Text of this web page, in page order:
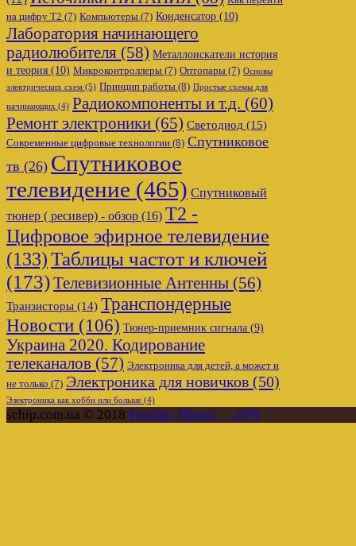
на цифру Т2 (7) Компьютеры (7) Конденсатор (10)
Лаборатория начинающего
радиолюбителя (58) Металлоискатели история
и теория (10) Микроконтроллеры (7) Оптопары (7) Основы
электрических схем (5) Принцип работы (8) Простые схемы для
начинающих (4) Радиокомпоненты и т.д. (60)
Ремонт электроники (65) Светодиод (15)
Современные цифровые технологии (8) Спутниковое
тв (26) Спутниковое
телевидение (465) Спутниковый
тюнер ( ресивер) - обзор (16) Т2 -
Цифровое эфирное телевидение
(133)Таблицы частот и ключей
(173)Телевизионные Антенны (56)
Транзисторы (14) Транспондерные
Новости (106) Тюнер-приемник сигнала (9)
Украина 2020. Кодирование
телеканалов (57) Электроника для детей, а может и
не только (7) Электроника для новичков (50)
Электроника как хобби или больше (4)
schip.com.ua © 2018 Frontier Theme___ePN